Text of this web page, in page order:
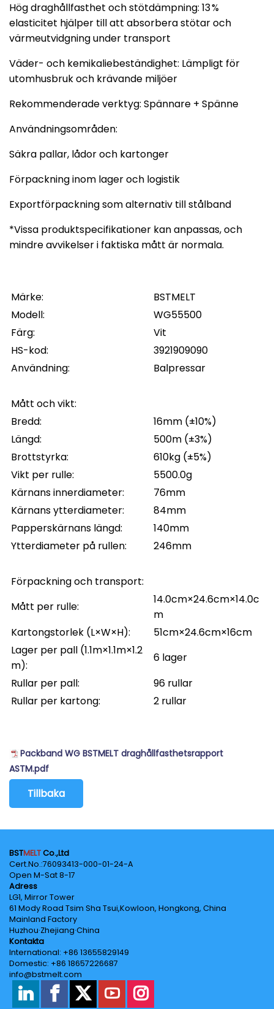
Hög draghållfasthet och stötdämpning: 13 %
elasticitet hjälper till att absorbera stötar och
värmeutvidgning under transport
Väder- och kemikaliebeständighet: Lämpligt för
utomhusbruk och krävande miljöer
Rekommenderade verktyg: Spännare + Spänne
Användningsområden:
Säkra pallar, lådor och kartonger
Förpackning inom lager och logistik
Exportförpackning som alternativ till stålband
*Vissa produktspecifikationer kan anpassas, och
mindre avvikelser i faktiska mått är normala.
Märke:
BSTMELT
Modell:
WG55500
Färg:
Vit
HS-kod:
3921909090
Användning:
Balpressar
Mått och vikt:
Bredd:
16mm (±10%)
Längd:
500m (±3%)
Brottstyrka:
610kg (±5%)
Vikt per rulle:
5500.0g
Kärnans innerdiameter:
76mm
Kärnans ytterdiameter:
84mm
Papperskärnans längd:
140mm
Ytterdiameter på rullen:
246mm
Förpackning och transport:
Mått per rulle:
14.0cm×24.6cm×14.0c
m
Kartongstorlek (L×W×H):
51cm×24.6cm×16cm
Lager per pall (1.1m×1.1m×1.2
m):
6 lager
Rullar per pall:
96 rullar
Rullar per kartong:
2 rullar
Packband WG BSTMELT draghållfasthetsrapport
ASTM.pdf
Tillbaka
BSTMELTCo.,Ltd
Cert.No.‌:76093413-000-01-24-A
Open M-Sat 8-17
Adress
LG1, Mirror Tower
61 Mody Road Tsim Sha Tsui,Kowloon, Hongkong, China
Mainland Factory
Huzhou·Zhejiang·China
Kontakta
International: +86 13655829149
Domestic: +86 18657226687
info@bstmelt.com